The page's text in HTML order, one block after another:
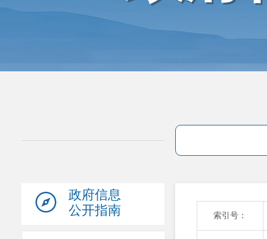
政府信息
公开指南
索引号：